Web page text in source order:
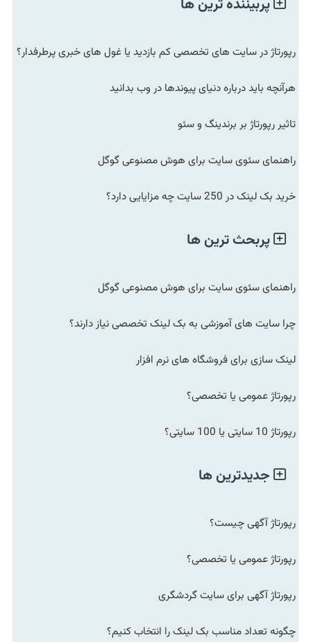
پربیننده ترین ها
رپورتاژ در سایت های تخصصی کم بازدید یا غول های خبری پرطرفدار؟
هرآنچه باید درباره دنیای پیوندها در وب بدانید
تاثیر رپورتاژ بر برندینگ و سئو
راهنمای سئوی سایت برای هوش مصنوعی گوگل
خرید بک لینک در 250 سایت چه مزایایی دارد؟
پربحث ترین ها
راهنمای سئوی سایت برای هوش مصنوعی گوگل
چرا سایت های آموزشی به بک لینک تخصصی نیاز دارند؟
لینک سازی برای فروشگاه های نرم افزار
رپورتاژ عمومی یا تخصصی؟
رپورتاژ 10 سایتی یا 100 سایتی؟
جدیدترین ها
رپورتاژ آگهی چیست؟
رپورتاژ عمومی یا تخصصی؟
رپورتاژ آگهی برای سایت گردشگری
چگونه تعداد مناسب بک لینک را انتخاب کنیم؟